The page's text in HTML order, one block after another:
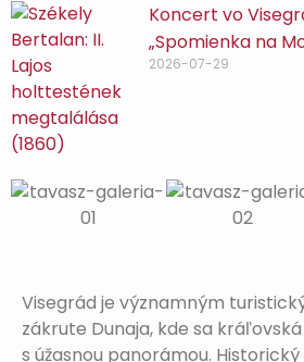
Koncert vo
„Spomienka na
2026-07-29
Visegrád je významným
zákrute Dunaja, kde sa
s úžasnou panorámou.